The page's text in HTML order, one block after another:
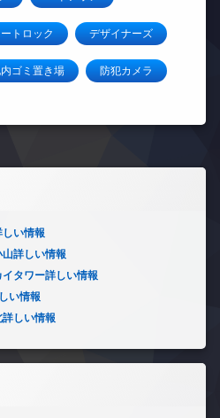
トロック デザイナーズ
ゴミ置き場 防犯カメラ
い情報
詳しい情報
タワー詳しい情報
い情報
しい情報